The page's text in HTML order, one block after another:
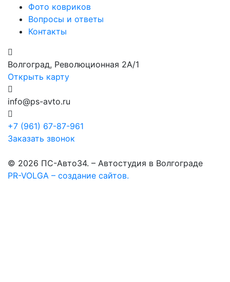
Фото ковриков
Вопросы и ответы
Контакты
Волгоград, Революционная 2А/1
Открыть карту
info@ps-avto.ru
+7 (961) 67-87-961
Заказать звонок
© 2026 ПС-Авто34. – Автостудия в Волгограде
PR-VOLGA – создание сайтов.